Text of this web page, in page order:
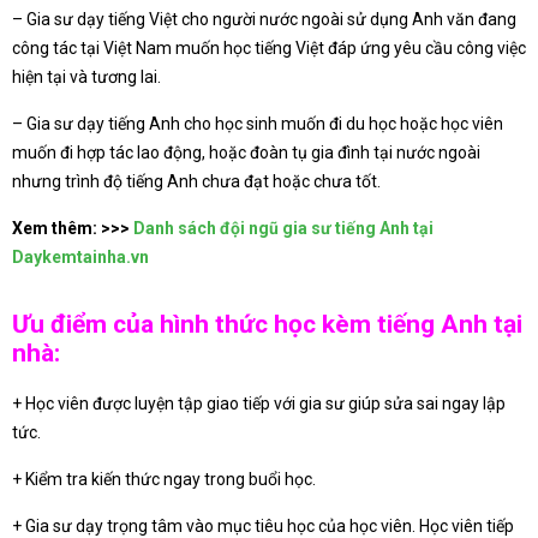
– Gia sư dạy tiếng Việt cho người nước ngoài sử dụng Anh văn đang
công tác tại Việt Nam muốn học tiếng Việt đáp ứng yêu cầu công việc
hiện tại và tương lai.
– Gia sư dạy tiếng Anh cho học sinh muốn đi du học hoặc học viên
muốn đi hợp tác lao động, hoặc đoàn tụ gia đình tại nước ngoài
nhưng trình độ tiếng Anh chưa đạt hoặc chưa tốt.
Xem thêm: >>> Danh sách đội ngũ gia sư tiếng Anh tại
Daykemtainha.vn
Ưu điểm của hình thức học kèm tiếng Anh tại
nhà:
+ Học viên được luyện tập giao tiếp với gia sư giúp sửa sai ngay lập
tức.
+ Kiểm tra kiến thức ngay trong buổi học.
+ Gia sư dạy trọng tâm vào mục tiêu học của học viên. Học viên tiếp